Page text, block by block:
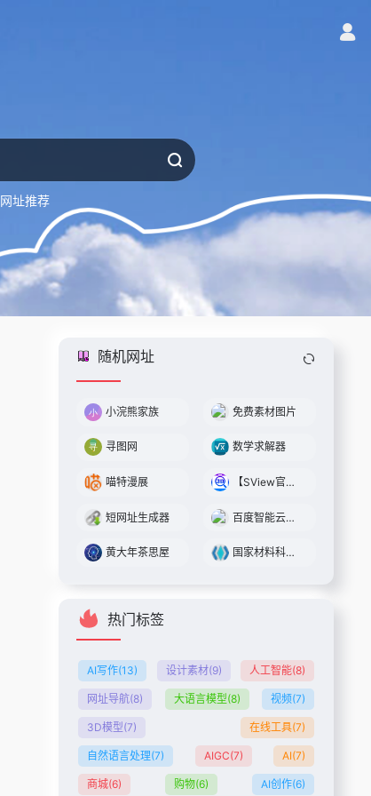
网址推荐
随机网址
小浣熊家族 免费素材图片
寻图网 数学求解器
喵特漫展 【SView官网】cad快速看图
短网址生成器 百度智能云一念
黄大年茶思屋 国家材料科学数据共享网
热门标签
AI写作(13) 设计素材(9) 人工智能(8)
网址导航(8) 大语言模型(8) 视频(7)
3D模型(7) 在线工具(7)
自然语言处理(7) AIGC(7) AI(7)
商城(6) 购物(6) AI创作(6)